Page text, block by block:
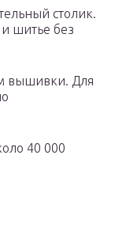
столик.
и шитье без
вышивки. Для
40 000